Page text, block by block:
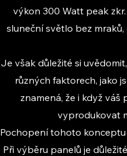
výkon 300 Watt peak
sluneční světlo bez
Je však důležité si
různých faktorech, jako
znamená, že i když
vyprodukovat
Pochopení tohoto
Při výběru panelů je